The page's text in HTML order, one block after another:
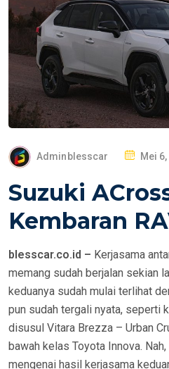
Adminblesscar
P
S
E
Mei
Suzuki
Kembaran
blesscar.co.id – Kerjasama
memang sudah berjalan sekian
keduanya sudah mulai terlihat
pun sudah tergali nyata, seperti
disusul Vitara Brezza – Urban
bawah kelas Toyota Innova.
mengenai hasil kerjasama